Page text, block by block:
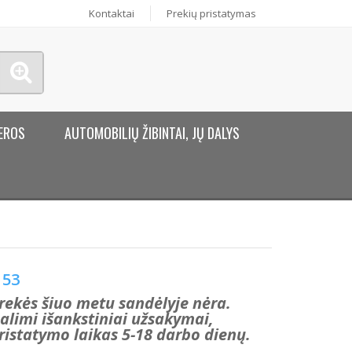
Kontaktai Prekių pristatymas
AUTOMOBILIŲ ŽIBINTAI, JŲ DALYS
53
šiuo metu sandėlyje nėra.
išankstiniai užsakymai,
laikas 5-18 darbo dienų.